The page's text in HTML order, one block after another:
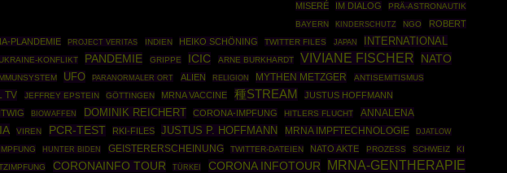
MISERÉ
IM DIALOG
PRÄ-ASTRONAUTIK
BAYERN
KINDERSCHUTZ NGO
ROBERT
PLANDEMIE PROJECT VERITAS INDIEN HEIKO SCHÖNING TWITTER FILES JAPAN
INTERNATIONAL
UKRAINE-KONFLIKT PANDEMIE GRIPPE ICIC ARNE BURKHARDT VIVIANE FISCHER NATO
UFO PARANORMALER ORT ALIEN RELIGION MYTHEN METZGER
ANTISEMITISMUS
TV JEFFREY EPSTEIN GÖTTINGEN MRNA VACCINE 種STREAM JUSTUS HOFFMANN
BIOWAFFEN DOMINIK REICHERT CORONA-IMPFUNG HITLERS FLUCHT
ANNALENA
VIREN PCR-TEST RKI-FILES JUSTUS P. HOFFMANN MRNA IMPFTECHNOLOGIE DJATLOW
HUNTER BIDEN GEISTERERSCHEINUNG TWITTER-DATEIEN NATO AKTE PROZESS SCHWEIZ KI
CORONAINFO TOUR TÜRKEI CORONA INFOTOUR MRNA-GENTHERAPIE